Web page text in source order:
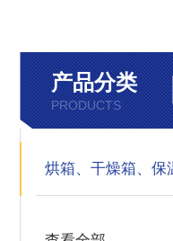
产品分类
PRODUCTS